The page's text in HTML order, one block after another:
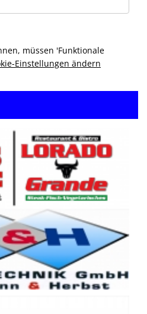
müssen 'Funktionale
Einstellungen ändern